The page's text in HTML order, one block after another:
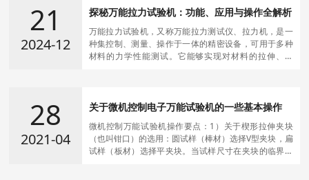
21
2024-12
探秘万能拉力试验机：功能、应用与操作全解析
万能拉力试验机，又称万能拉力测试仪、拉力机，是一
种集控制、测量、操作于一体的精密设备，可用于多种
材料的力学性能测试。它能够实现对材料的拉伸、压
专院校、工矿企业、技术监督、商检仲裁等部门的理想
28
2021-04
关于微机控制电子万能试验机的一些基本操作
微机控制万能试验机操作要点：1）关于楔形拉伸夹块
（也叫钳口）的选用：圆试样（棒材）选择V型夹块，扁
试样（板材）选择平夹块。当试样尺寸在夹块的临界尺